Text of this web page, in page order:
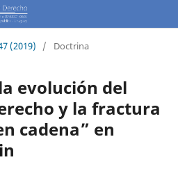
(2019) / Doctrina
evolución del
y la fractura
cadena” en